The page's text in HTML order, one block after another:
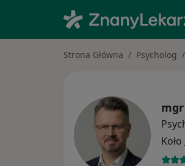
Strona Główna Psycholog
mgr
Koło